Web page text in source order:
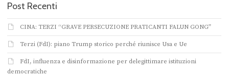
Post Recenti
CINA: TERZI “GRAVE PERSECUZIONE PRATICANTI FALUN GONG”
Terzi (FdI): piano Trump storico perché riunisce Usa e Ue
FdI, influenza e disinformazione per delegittimare istituzioni
democratiche